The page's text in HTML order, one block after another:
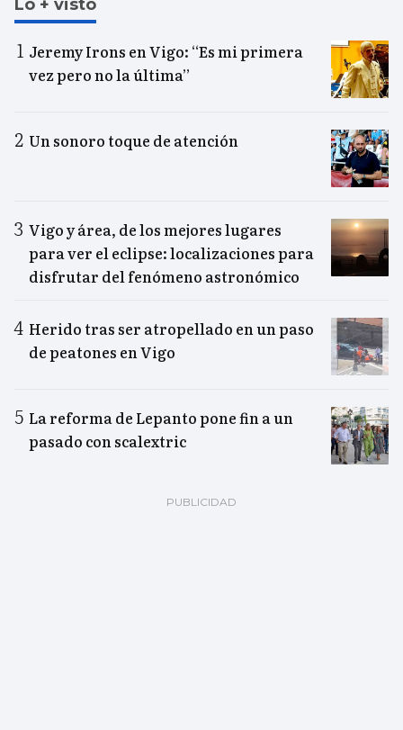
Lo + visto
Jeremy Irons en Vigo: “Es mi primera
vez pero no la última”
Un sonoro toque de atención
Vigo y área, de los mejores lugares
para ver el eclipse: localizaciones para
disfrutar del fenómeno astronómico
Herido tras ser atropellado en un paso
de peatones en Vigo
La reforma de Lepanto pone fin a un
pasado con scalextric